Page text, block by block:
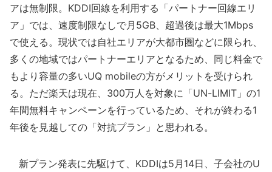
アは無制限。KDDI回線を利用する「パートナー回線エリ
ア」では、速度制限なしで月5GB、超過後は最大1Mbps
で使える。現状では自社エリアが大都市圏などに限られ、
多くの地域ではパートナーエリアとなるため、同じ料金で
もより容量の多いUQ mobileの方がメリットを受けられ
る。ただ楽天は現在、300万人を対象に「UN-LIMIT」の1
年間無料キャンペーンを行っているため、それが終わる1
年後を見越しての「対抗プラン」と思われる。
新プラン発表に先駆けて、KDDIは5月14日、子会社のU